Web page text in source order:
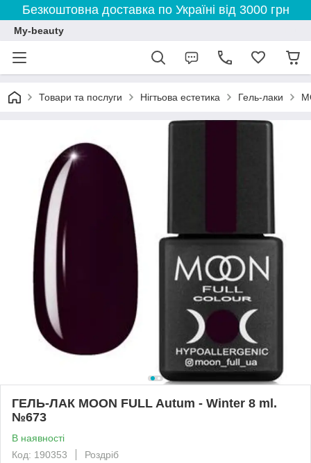
Безкоштовна доставка по Україні від 3000 грн
My-beauty
Товари та послуги Нігтьова естетика Гель-лаки
ГЕЛЬ-ЛАК MOON FULL Autum - Winter 8 ml.
№673
В наявності
Код: 190353
Роздріб